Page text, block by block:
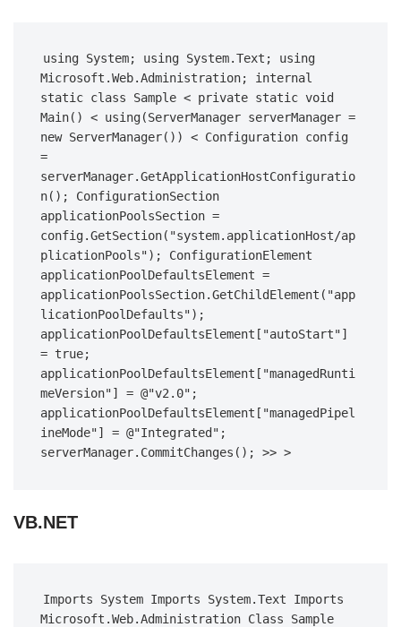
using System; using System.Text; using
Microsoft.Web.Administration; internal
static class Sample < private static void
Main() < using(ServerManager serverManager =
new ServerManager()) < Configuration config
=
serverManager.GetApplicationHostConfiguratio
n(); ConfigurationSection
applicationPoolsSection =
config.GetSection("system.applicationHost/ap
plicationPools"); ConfigurationElement
applicationPoolDefaultsElement =
applicationPoolsSection.GetChildElement("app
licationPoolDefaults");
applicationPoolDefaultsElement["autoStart"]
= true;
applicationPoolDefaultsElement["managedRunti
meVersion"] = @"v2.0";
applicationPoolDefaultsElement["managedPipel
ineMode"] = @"Integrated";
serverManager.CommitChanges(); >> >
VB.NET
Imports System Imports System.Text Imports
Microsoft.Web.Administration Class Sample